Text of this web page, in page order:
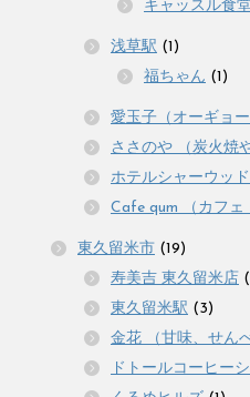
キャッスル食
浅草駅 (1)
福ちゃん (1)
愛玉子（オーギョー
ささのや （炭火焼
ホテルシャーウッド
Cafe qum （カフェ
東久留米市 (19)
寿美吉 東久留米店
東久留米駅 (3)
金花 （甘味、せん
ドトールコーヒー